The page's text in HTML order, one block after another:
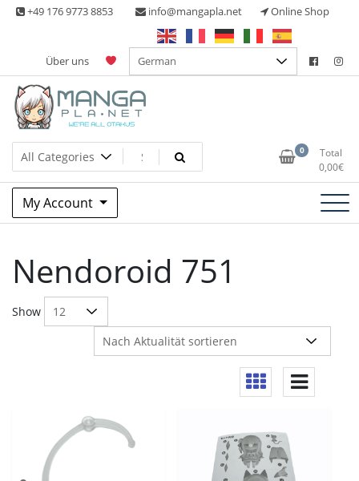
Skip +49 176 9773 8853 info@mangapla.net Online Shop
Über uns
Manga Planet
Split Part Online Shop 0
Total
0,00€
My Account
Nendoroid 751
Show